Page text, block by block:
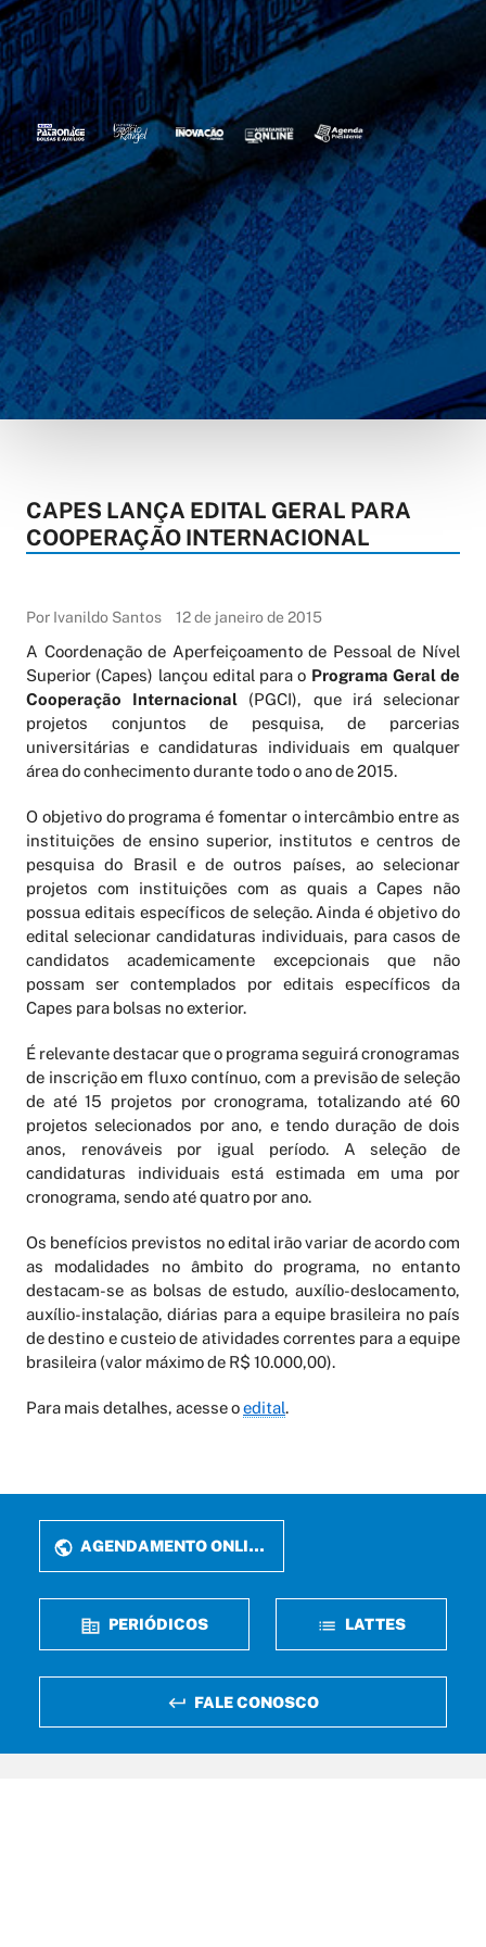
CAPES LANÇA EDITAL GERAL PARA
COOPERAÇÃO INTERNACIONAL
Por Ivanildo Santos 12 de janeiro de 2015
A Coordenação de Aperfeiçoamento de Pessoal de Nível
Superior (Capes) lançou edital para o Programa Geral de
Cooperação Internacional (PGCI), que irá selecionar
projetos conjuntos de pesquisa, de parcerias
universitárias e candidaturas individuais em qualquer
área do conhecimento durante todo o ano de 2015.
O objetivo do programa é fomentar o intercâmbio entre as
instituições de ensino superior, institutos e centros de
pesquisa do Brasil e de outros países, ao selecionar
projetos com instituições com as quais a Capes não
possua editais específicos de seleção. Ainda é objetivo do
edital selecionar candidaturas individuais, para casos de
candidatos academicamente excepcionais que não
possam ser contemplados por editais específicos da
Capes para bolsas no exterior.
É relevante destacar que o programa seguirá cronogramas
de inscrição em fluxo contínuo, com a previsão de seleção
de até 15 projetos por cronograma, totalizando até 60
projetos selecionados por ano, e tendo duração de dois
anos, renováveis por igual período. A seleção de
candidaturas individuais está estimada em uma por
cronograma, sendo até quatro por ano.
Os benefícios previstos no edital irão variar de acordo com
as modalidades no âmbito do programa, no entanto
destacam-se as bolsas de estudo, auxílio-deslocamento,
auxílio-instalação, diárias para a equipe brasileira no país
de destino e custeio de atividades correntes para a equipe
brasileira (valor máximo de R$ 10.000,00).
Para mais detalhes, acesse oedital.
AGENDAMENTO ONLINE
PERIÓDICOS LATTES
FALE CONOSCO